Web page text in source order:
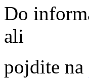
Do
ali
pojdite na